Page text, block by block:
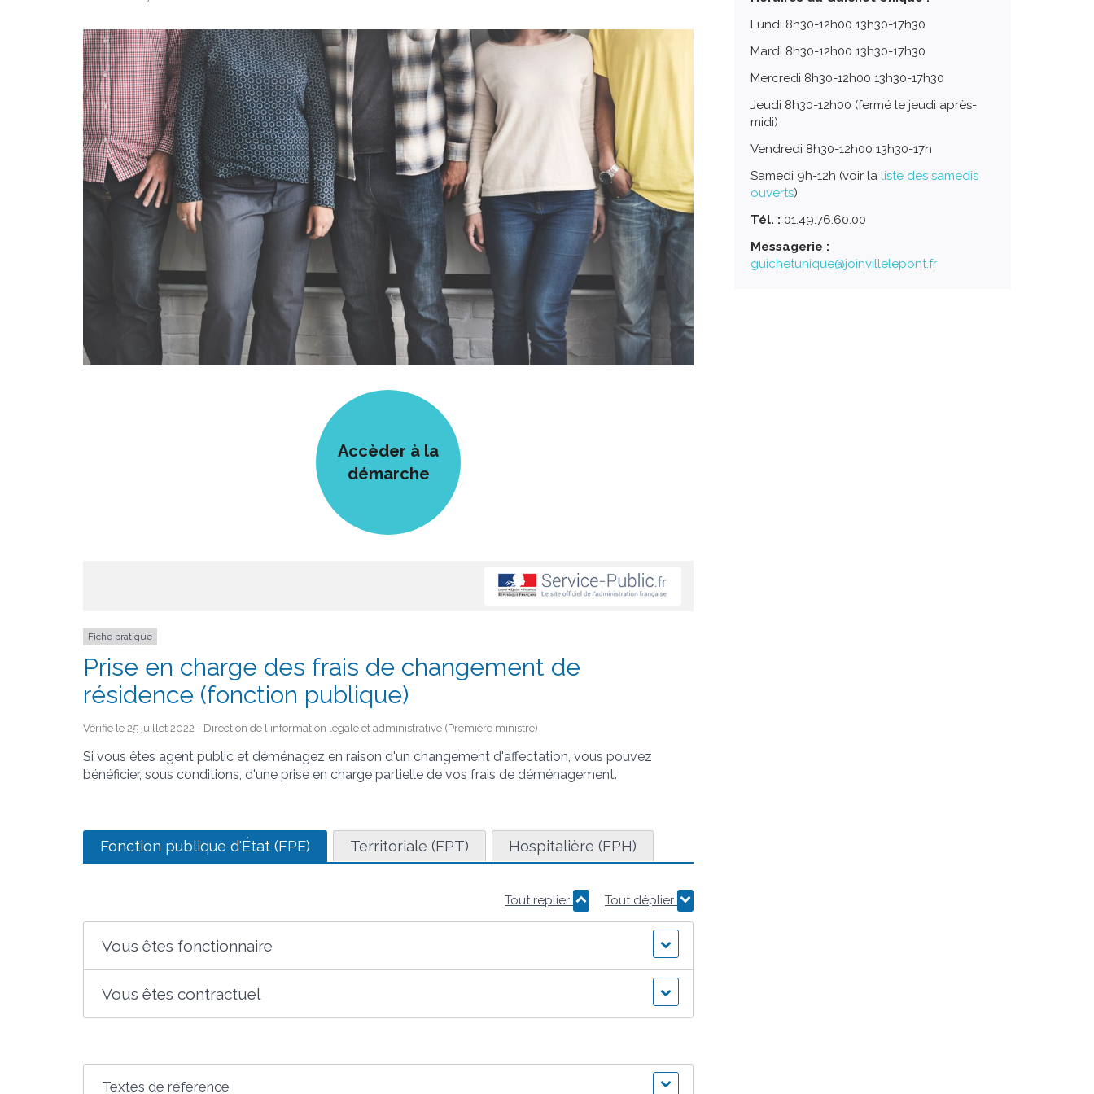
Accèder à la
démarche
Fiche pratique
Prise en charge des frais de changement de
résidence (fonction publique)
Vérifié le 25 juillet 2022 - Direction de l'information légale et administrative (Première ministre)
Si vous êtes agent public et déménagez en raison d'un changement d'affectation, vous pouvez
bénéficier, sous conditions, d'une prise en charge partielle de vos frais de déménagement.
Fonction publique d'État (FPE) Territoriale (FPT) Hospitalière (FPH)
Tout replier Tout déplier
Vous êtes fonctionnaire
Vous êtes contractuel
Textes de référence
Lundi 8h30-12h00 13h30-17h30
Mardi 8h30-12h00 13h30-17h30
Mercredi 8h30-12h00 13h30-17h30
Jeudi 8h30-12h00 (fermé le jeudi après-
midi)
Vendredi 8h30-12h00 13h30-17h
Samedi 9h-12h (voir la liste des samedis
ouverts)
Tél. : 01.49.76.60.00
Messagerie :
guichetunique@joinvillelepont.fr